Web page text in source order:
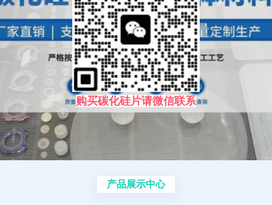
购买碳化硅片请微信联系
产品展示中心